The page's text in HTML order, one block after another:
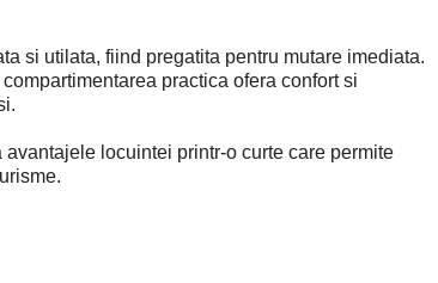
si utilata, fiind pregatita pentru mutare imediata.
practica ofera confort si
locuintei printr-o curte care permite